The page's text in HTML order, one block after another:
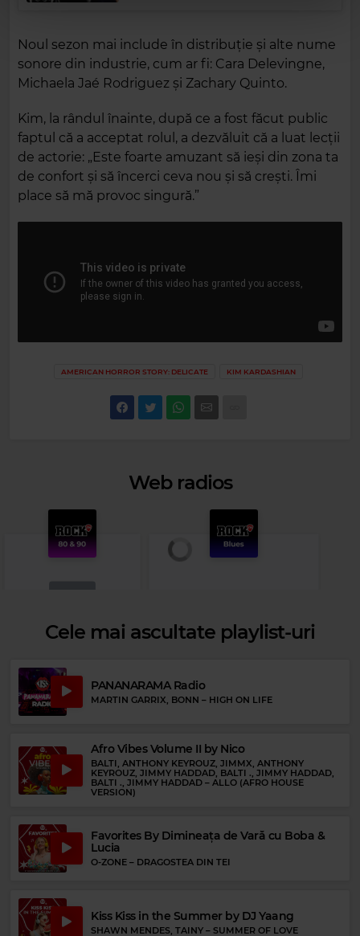
Noul sezon mai include în distribuție și alte nume
sonore din industrie, cum ar fi: Cara Delevingne,
Michaela Jaé Rodriguez și Zachary Quinto.
Kim, la rândul înainte, după ce a fost făcut public
faptul că a acceptat rolul, a dezvăluit că a luat lecții
de actorie: „Este foarte amuzant să ieși din zona ta
de confort și să încerci ceva nou și să crești. Îmi
place să mă provoc singură.”
AMERICAN HORROR STORY: DELICATE KIM KARDASHIAN
Web radios
Rock 80s & 90s
RAINBOW –
JEFF HEALEY –BLUE JEAN BLUES
Cele mai ascultate playlist-uri
PANANARAMA Radio
MARTIN GARRIX, BONN – HIGH ON LIFE
Afro Vibes Volume II by Nico
BALTI, ANTHONY KEYROUZ, JIMMX, ANTHONY
KEYROUZ, JIMMY HADDAD, BALTI ., JIMMY HADDAD,
BALTI ., JIMMY HADDAD – ALLO (AFRO HOUSE
VERSION)
Favorites By Dimineața de Vară cu Boba &
Lucia
O-ZONE – DRAGOSTEA DIN TEI
Kiss Kiss in the Summer by DJ Yaang
SHAWN MENDES, TAINY – SUMMER OF LOVE